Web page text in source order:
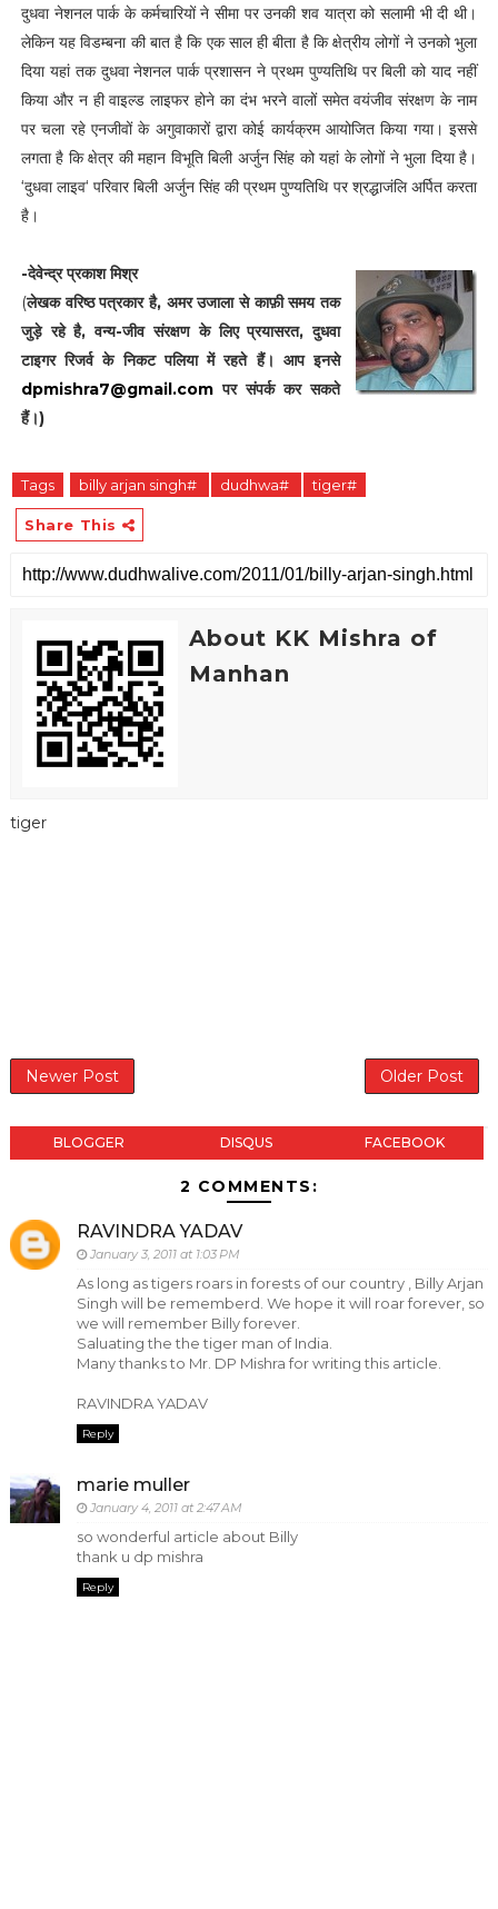
दुधवा नेशनल पार्क के कर्मचारियों ने सीमा पर उनकी शव यात्रा को सलामी भी दी थी।
लेकिन यह विडम्बना की बात है कि एक साल ही बीता है कि क्षेत्रीय लोगों ने उनको भुला
दिया यहां तक दुधवा नेशनल पार्क प्रशासन ने प्रथम पुण्यतिथि पर बिली को याद नहीं
किया और न ही वाइल्ड लाइफर होने का दंभ भरने वालों समेत वयंजीव संरक्षण के नाम
पर चला रहे एनजीवों के अगुवाकारों द्वारा कोई कार्यक्रम आयोजित किया गया। इससे
लगता है कि क्षेत्र की महान विभूति बिली अर्जुन सिंह को यहां के लोगों ने भुला दिया है।
‘दुधवा लाइव‘ परिवार बिली अर्जुन सिंह की प्रथम पुण्यतिथि पर श्रद्धाजंलि अर्पित करता
है।
-देवेन्द्र प्रकाश मिश्र
(लेखक वरिष्ठ पत्रकार है, अमर उजाला से काफ़ी समय तक
जुड़े रहे है, वन्य-जीव संरक्षण के लिए प्रयासरत, दुधवा
टाइगर रिजर्व के निकट पलिया में रहते हैं। आप इनसे
dpmishra7@gmail.comपर संपर्क कर सकते
हैं।)
Tags billy arjan singh# dudhwa# tiger#
Share This
About KK Mishra of
Manhan
tiger
Newer Post Older Post
BLOGGER DISQUS FACEBOOK
2 COMMENTS:
RAVINDRA YADAV
January 3, 2011 at 1:03 PM
As long as tigers roars in forests of our country , Billy Arjan
Singh will be rememberd. We hope it will roar forever, so
we will remember Billy forever.
Saluating the the tiger man of India.
Many thanks to Mr. DP Mishra for writing this article.
RAVINDRA YADAV
Reply
marie muller
January 4, 2011 at 2:47 AM
so wonderful article about Billy
thank u dp mishra
Reply